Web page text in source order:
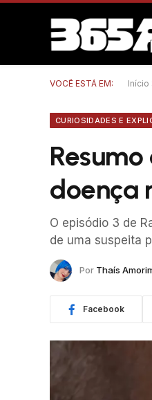
VOCÊ ESTÁ EM: Início
CURIOSIDADES E
doença
O episódio 3 de
de uma suspeita
Por Thaís
Facebook